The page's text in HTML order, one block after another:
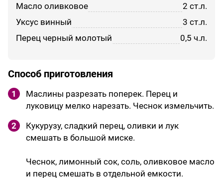
масло оливковое
2 ст.л.
уксус винный
3 ст.л.
перец черный молотый
0,5 ч.л.
Способ приготовления
1
Маслины разрезать поперек. Перец и
луковицу мелко нарезать. Чеснок измельчить.
2
Кукурузу, сладкий перец, оливки и лук
смешать в большой миске.
Чеснок, лимонный сок, соль, оливковое масло
и перец смешать в отдельной емкости.